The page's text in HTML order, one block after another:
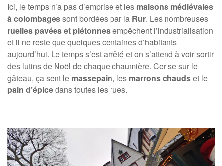
Ici, le temps n’a pas d’emprise et les maisons médiévales
à colombagessont bordées par la Rur. Les nombreuses
ruelles pavées et piétonnesempêchent l’industrialisation
et il ne reste que quelques centaines d’habitants
aujourd’hui. Le temps s’est arrêté et on s’attend à voir sortir
des lutins de Noël de chaque chaumière. Cerise sur le
gâteau, ça sent le massepain, les marrons chaudset le
pain d’épicedans toutes les rues.